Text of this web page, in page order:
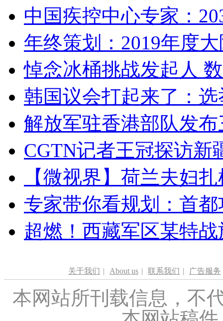
中国疾控中心专家：
年终策划：2019年度
悼念冰桶挑战发起人
韩国议会打起来了：
解放军驻香港部队发
CGTN记者王冠探访新
【微视界】荷兰夫妇
专家带你看规划：首
超燃！西藏军区某特
关于我们 | About us | 联系我们 | 广告服务
本网站所刊载信息，不